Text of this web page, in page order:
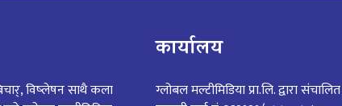
विष्लेषन साथै कला
कार्यालय
ग्लोबल मल्टीमिडिया प्रा.लि. द्वारा संचालित